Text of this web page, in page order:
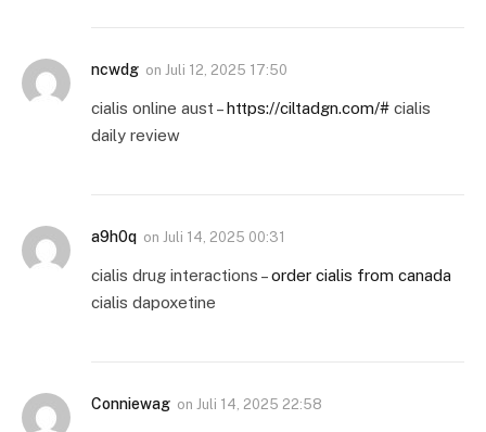
ncwdg on Juli 12, 2025 17:50
cialis online aust –https://ciltadgn.com/# cialis
daily review
a9h0q on Juli 14, 2025 00:31
cialis drug interactions –order cialis from canada
cialis dapoxetine
Conniewag on Juli 14, 2025 22:58